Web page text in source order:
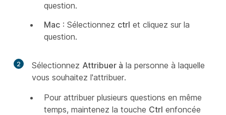
question.
Mac : Sélectionnez ctrl et cliquez sur la
question.
2 Sélectionnez Attribuer à la personne à laquelle
vous souhaitez l'attribuer.
Pour attribuer plusieurs questions en même
temps, maintenez la touche Ctrl enfoncée